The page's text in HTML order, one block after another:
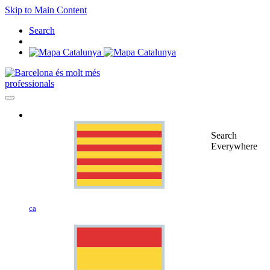
Skip to Main Content
Search
professionals
ca
Search
Everywhere